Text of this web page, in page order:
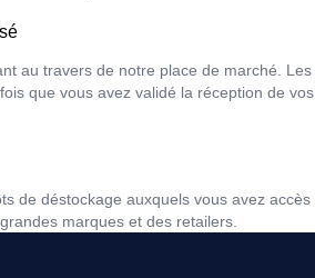
au travers de notre place de marché. Les
que vous avez validé la réception de vos
de déstockage auxquels vous avez accès
marques et des retailers.